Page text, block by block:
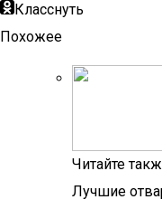
Класснуть
Похожее
Читайте
Лучшие